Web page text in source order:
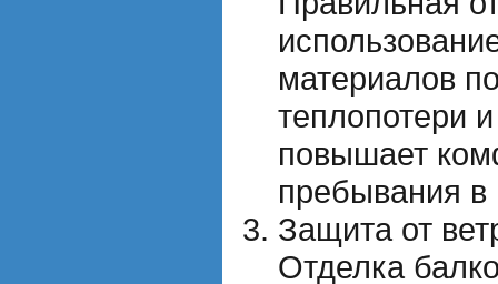
материалов
теплопотери
повышает
пребывания
Защита от
Отделка